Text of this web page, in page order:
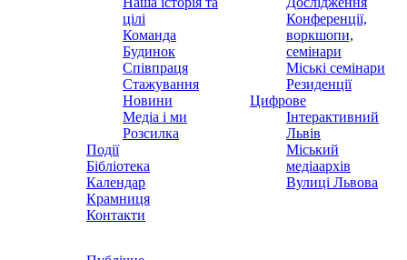
цілі
Команда
Будинок
Співпраця
Стажування
Новини
Медіа і ми
Розсилка
Події
Бібліотека
Календар
Крамниця
Контакти
Конференції,
воркшопи,
семінари
Міські семінари
Резиденції
Цифрове
Інтерактивний
Львів
Міський
медіаархів
Вулиці Львова